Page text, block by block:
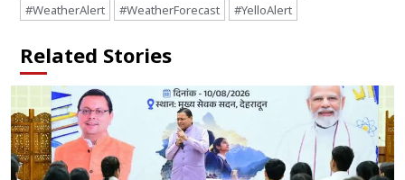
#WeatherAlert
#WeatherForecast #YelloAlert
Related Stories